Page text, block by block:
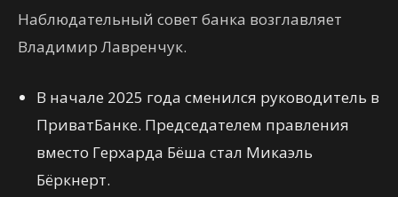
Наблюдательный совет банка возглавляет
Владимир Лавренчук.
В начале 2025 года сменился руководитель в
ПриватБанке. Председателем правления
вместо Герхарда Бёша стал Микаэль
Бёркнерт.